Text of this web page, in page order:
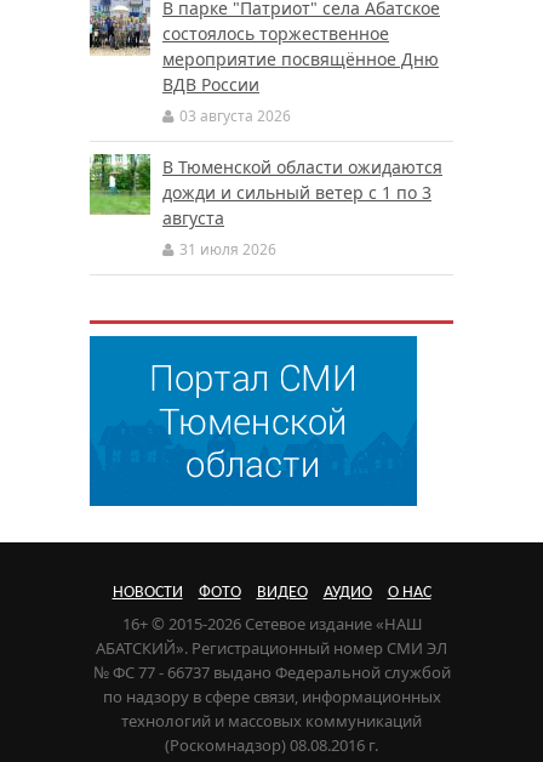
В парке "Патриот" села Абатское
состоялось торжественное
мероприятие посвящённое Дню
ВДВ России
03 августа 2026
В Тюменской области ожидаются
дожди и сильный ветер с 1 по 3
августа
31 июля 2026
НОВОСТИ ФОТО ВИДЕО АУДИО О НАС
16+ © 2015-2026 Сетевое издание «НАШ
АБАТСКИЙ». Регистрационный номер СМИ ЭЛ
№ ФС 77 - 66737 выдано Федеральной службой
по надзору в сфере связи, информационных
технологий и массовых коммуникаций
(Роскомнадзор) 08.08.2016 г.